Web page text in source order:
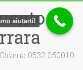
0532 050010
aiutarti!